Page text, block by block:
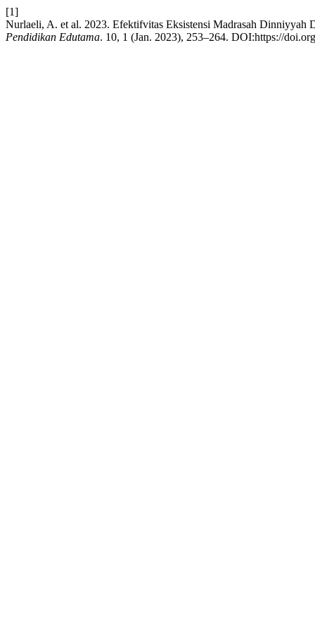
[1]
Nurlaeli, A. et al. 2023. Efektifvitas Eksistensi Madrasah
Pendidikan Edutama. 10, 1 (Jan. 2023), 253–264. DOI:https://